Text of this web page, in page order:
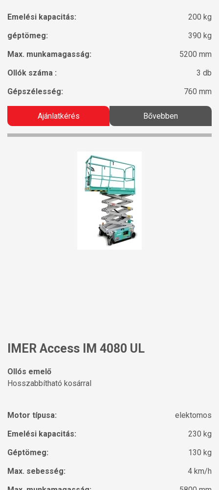
Emelési kapacitás:
200 kg
géptömeg:
390 kg
Max. munkamagasság:
5200 mm
Ollók száma :
3 db
Gépszélesség:
760 mm
Ajánlatkérés Bővebben
IMER Access IM 4080 UL
Ollós emelő
Hosszabbítható kosárral
Motor típusa:
elektomos
Emelési kapacitás:
230 kg
Géptömeg:
130 kg
Max. sebesség:
4 km/h